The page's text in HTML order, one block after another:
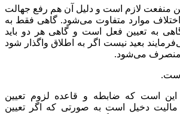
منفعت لازم است و دلیل آن هم رفع جهالت
موارد متفاوت می‌شود. گاهی فقط به
به تعیین فعل است و گاهی هر دو باید
بعید نیست اگر به اطلاق واگذار شود
منصرف می‌شود.
این است که ضابطه و قاعده لزوم تعیین
دخیل است به صورتی که اگر تعیین